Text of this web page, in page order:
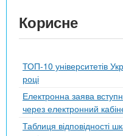
Корисне
ТОП-10 університетів
році
Електронна заява
через електронний
Таблиця відповідності